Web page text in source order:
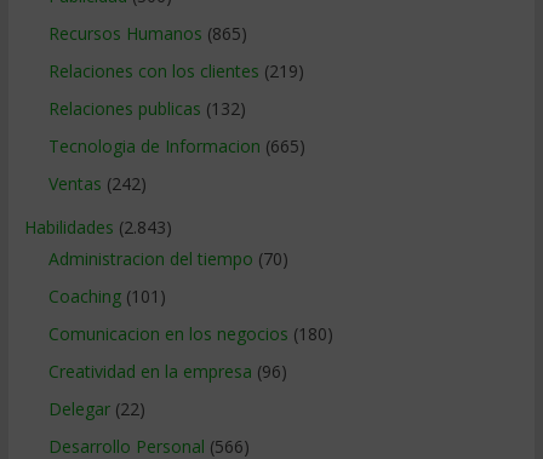
Recursos Humanos (865)
Relaciones con los clientes (219)
Relaciones publicas (132)
Tecnologia de Informacion (665)
Ventas (242)
Habilidades (2.843)
Administracion del tiempo (70)
Coaching(101)
Comunicacion en los negocios (180)
Creatividad en la empresa (96)
Delegar(22)
Desarrollo Personal (566)